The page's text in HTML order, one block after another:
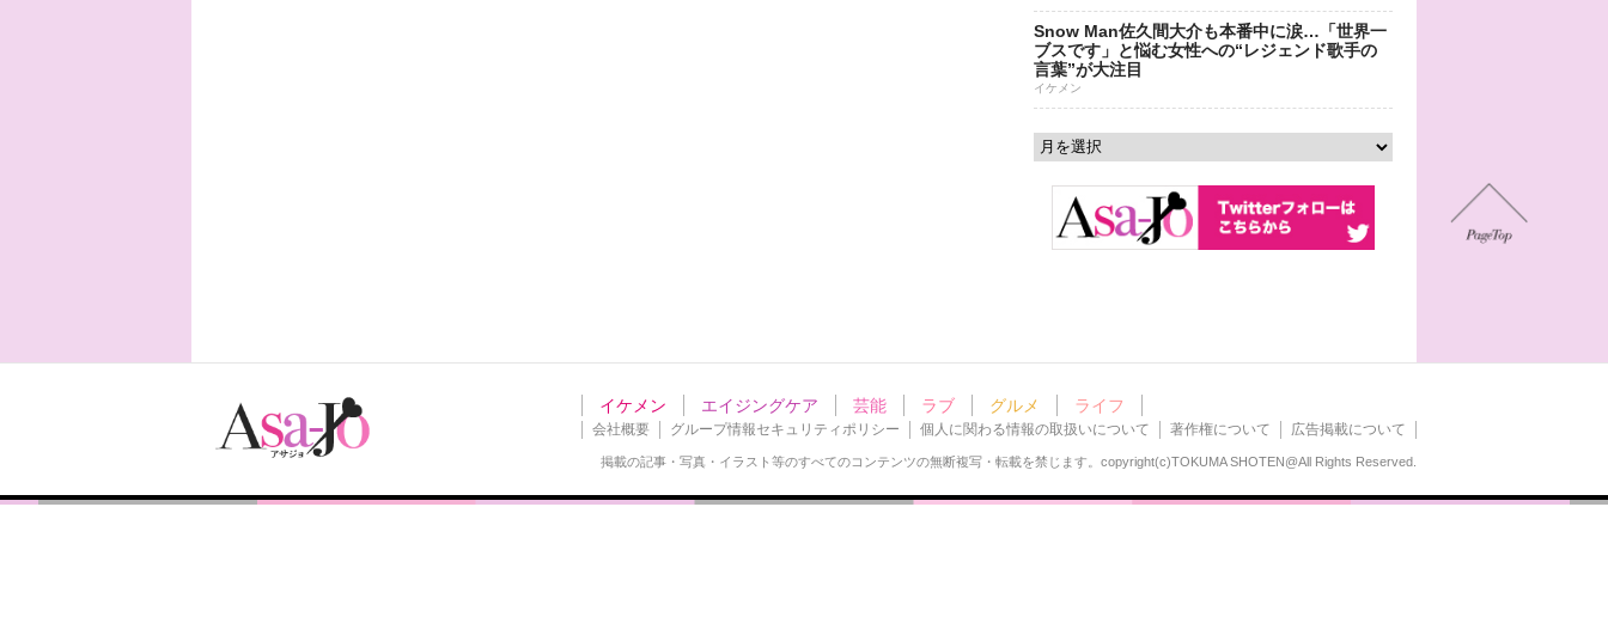
Snow Man佐久間大介も本番中に涙…「世界一
ブスです」と悩む女性への“レジェンド歌手の
言葉”が大注目
イケメン
イケメン エイジングケア 芸能 ラブ グルメ ライフ
会社概要 グループ情報セキュリティポリシー 個人に関わる情報の取扱いについて 著作権について 広告掲載について
掲載の記事・写真・イラスト等のすべてのコンテンツの無断複写・転載を禁じます。 copyright(c)TOKUMA SHOTEN@All Rights Reserved.